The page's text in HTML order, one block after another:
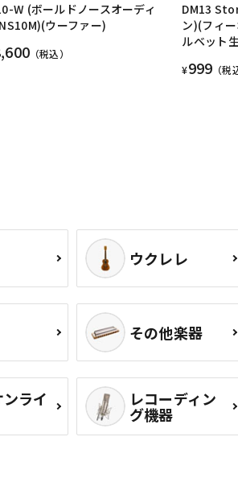
W (ボールドノースオーディ
ウーファー)
（税込）
DM13
ン)(フィ
ルベット
¥999 （税
ウクレレ
その他楽器
ライ レコーディン
グ機器